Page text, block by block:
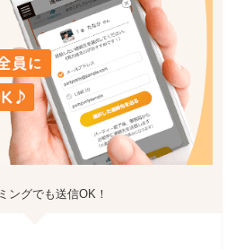
ングでも送信OK！